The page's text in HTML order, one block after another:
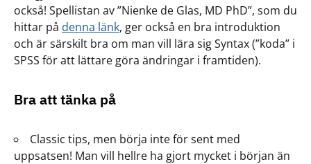
också! Spellistan av ”Nienke de Glas, MD PhD”, som du
hittar på denna länk, ger också en bra introduktion
och är särskilt bra om man vill lära sig Syntax (”koda” i
SPSS för att lättare göra ändringar i framtiden).
Bra att tänka på
Classic tips, men börja inte för sent med
uppsatsen! Man vill hellre ha gjort mycket i början än